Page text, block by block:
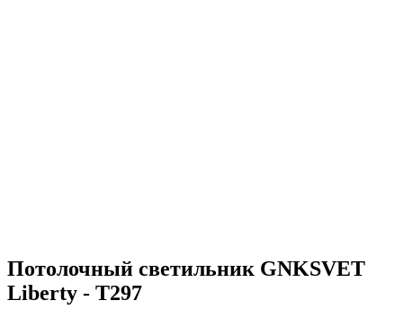
Потолочный светильник GNKSVET
Liberty - T297